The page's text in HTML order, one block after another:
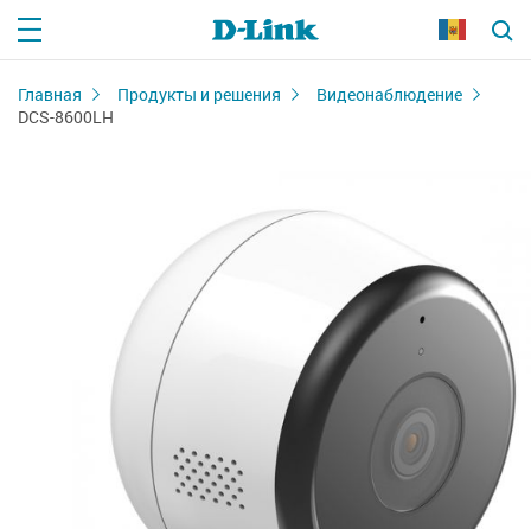
Главная Продукты и решения
Видеонаблюдение
DCS-8600LH